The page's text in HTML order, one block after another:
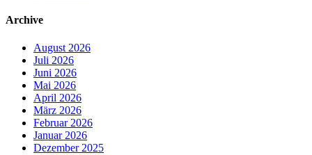
Archive
August 2026
Juli 2026
Juni 2026
Mai 2026
April 2026
März 2026
Februar 2026
Januar 2026
Dezember 2025